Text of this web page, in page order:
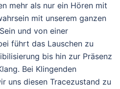
mehr als nur ein Hören mit
mit unserem ganzen
und von einer
führt das Lauschen zu
bis hin zur Präsenz
Bei Klingenden
uns diesen Tracezustand zu